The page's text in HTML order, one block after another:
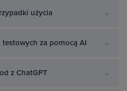
użycia
za pomocą AI
z ChatGPT